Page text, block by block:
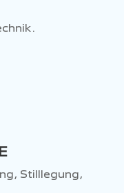
Stilllegung,